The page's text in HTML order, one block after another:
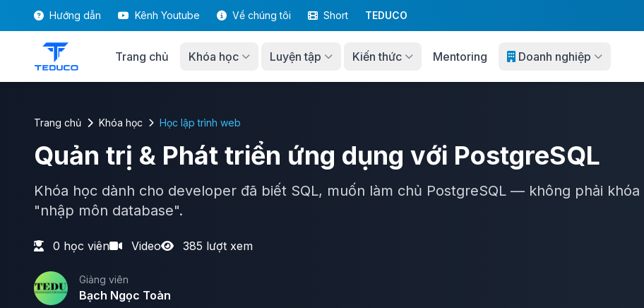
Hướng dẫn Kênh Youtube Về chúng tôi Short TEDUCO
Trang chủ Khóa học Luyện tập Kiến thức Mentoring Doanh nghiệp
Trang chủ Khóa học Học lập trình web
Quản trị & Phát triển ứng dụng với PostgreSQL
Khóa học dành cho developer đã biết SQL, muốn làm chủ PostgreSQL — không phải khóa
"nhập môn database".
0 học viên Video 385 lượt xem
Giảng viên
Bạch Ngọc Toàn